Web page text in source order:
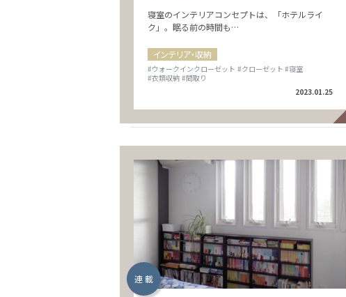
寝室のインテリアコンセプトは、「ホテルライ
ク」。眠る前の時間も…
インテリア・収納
#ウォークインクローゼット #クローゼット #寝室
#衣類収納 #間取り
2023.01.25
連 載